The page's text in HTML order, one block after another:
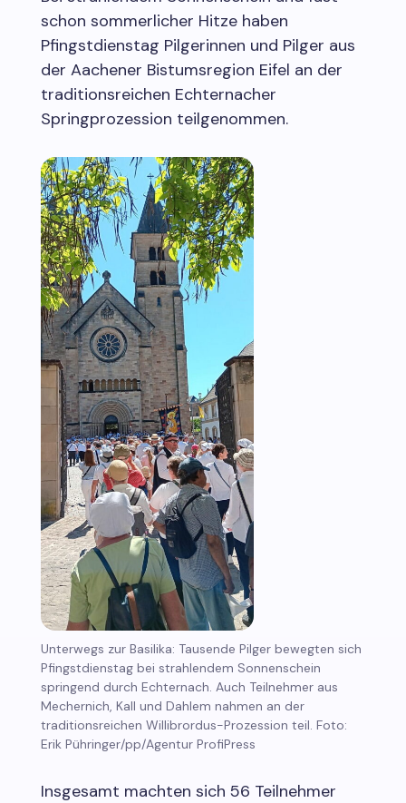
schon sommerlicher Hitze haben
Pfingstdienstag Pilgerinnen und Pilger aus
der Aachener Bistumsregion Eifel an der
traditionsreichen Echternacher
Springprozession teilgenommen.
Unterwegs zur Basilika: Tausende Pilger bewegten sich
Pfingstdienstag bei strahlendem Sonnenschein
springend durch Echternach. Auch Teilnehmer aus
Mechernich, Kall und Dahlem nahmen an der
traditionsreichen Willibrordus-Prozession teil. Foto:
Erik Pühringer/pp/Agentur ProfiPress
Insgesamt machten sich 56 Teilnehmer